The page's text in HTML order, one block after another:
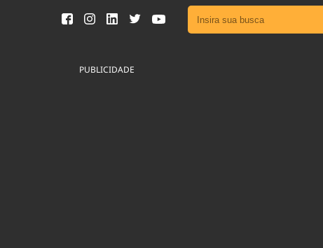
Ver todas as notícias
PUBLICIDADE